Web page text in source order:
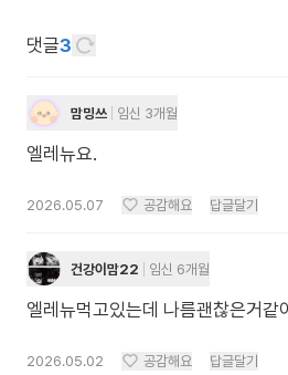
댓글3
맘밍쓰 임신 3개월
엘레뉴요.
2026.05.07 공감해요 답글달기
건강이맘22 임신 6개월
엘레뉴먹고있는데 나름괜찮은거같
2026.05.02 공감해요 답글달기